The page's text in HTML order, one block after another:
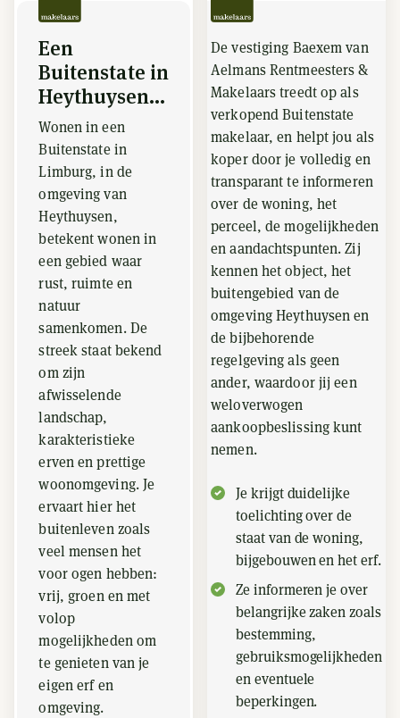
Een
Buitenstate in
Heythuysen...
Wonen in een
Buitenstate in
Limburg, in de
omgeving van
Heythuysen,
betekent wonen in
een gebied waar
rust, ruimte en
natuur
samenkomen. De
streek staat bekend
om zijn
afwisselende
landschap,
karakteristieke
erven en prettige
woonomgeving. Je
ervaart hier het
buitenleven zoals
veel mensen het
voor ogen hebben:
vrij, groen en met
volop
mogelijkheden om
te genieten van je
eigen erf en
omgeving.
De vestiging Baexem van
Aelmans Rentmeesters &
Makelaars treedt op als
verkopend Buitenstate
makelaar, en helpt jou als
koper door je volledig en
transparant te informeren
over de woning, het
perceel, de mogelijkheden
en aandachtspunten. Zij
kennen het object, het
buitengebied van de
omgeving Heythuysen en
de bijbehorende
regelgeving als geen
ander, waardoor jij een
weloverwogen
aankoopbeslissing kunt
nemen.
Je krijgt duidelijke
toelichting over de
staat van de woning,
bijgebouwen en het erf.
Ze informeren je over
belangrijke zaken zoals
bestemming,
gebruiksmogelijkheden
en eventuele
beperkingen.